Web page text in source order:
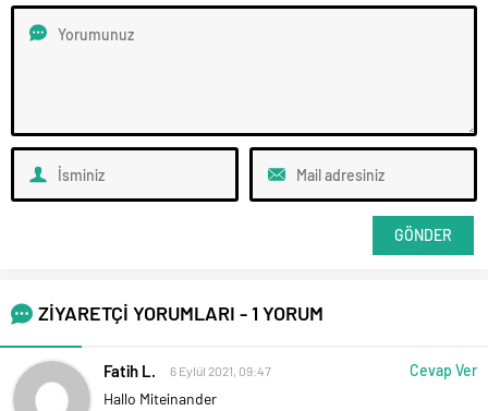
ZİYARETÇİ YORUMLARI - 1 YORUM
Fatih L. 6 Eylül 2021, 09:47
Hallo Miteinander
Cevap Ver